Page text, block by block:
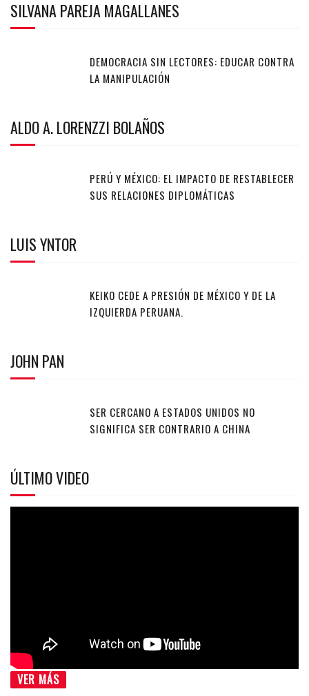
SILVANA PAREJA MAGALLANES
DEMOCRACIA SIN LECTORES: EDUCAR CONTRA
LA MANIPULACIÓN
ALDO A. LORENZZI BOLAÑOS
PERÚ Y MÉXICO: EL IMPACTO DE RESTABLECER
SUS RELACIONES DIPLOMÁTICAS
LUIS YNTOR
KEIKO CEDE A PRESIÓN DE MÉXICO Y DE LA
IZQUIERDA PERUANA.
JOHN PAN
SER CERCANO A ESTADOS UNIDOS NO
SIGNIFICA SER CONTRARIO A CHINA
ÚLTIMO VIDEO
VER MÁS